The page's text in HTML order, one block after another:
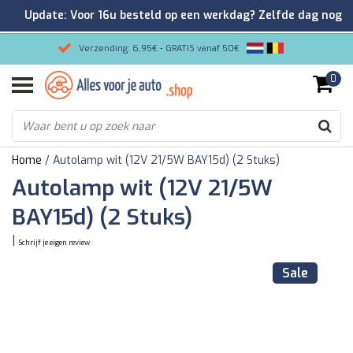
Verzending: 6,95€ - GRATIS vanaf 50€
Gemakkelijk bestellen/Veilig betalen
9.2/10 Klantenrating via Kiyoh!
0
Home / Autolamp wit (12V 21/5W BAY15d) (2 Stuks)
Autolamp wit (12V 21/5W
BAY15d) (2 Stuks)
Schrijf je eigen review
Sale
Update: Voor 16u besteld op een werkdag? Zelfde dag nog
verzonden!